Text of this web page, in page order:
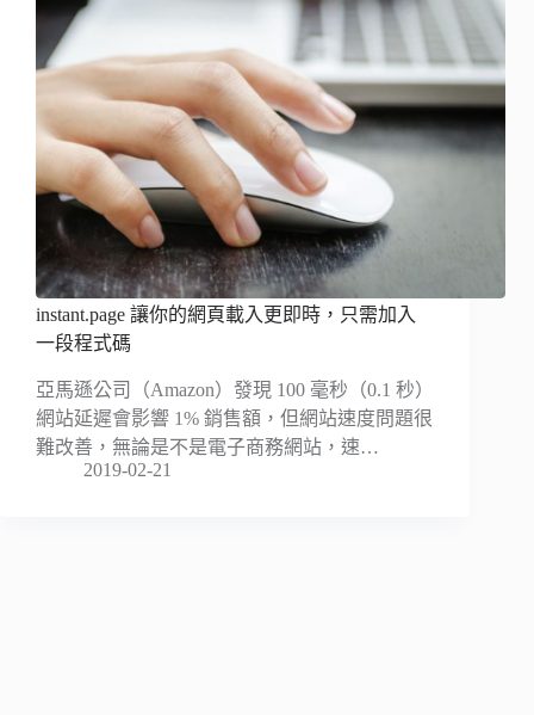
instant.page 讓你的網頁載入更即時，只需加入
一段程式碼
亞馬遜公司（Amazon）發現 100 毫秒（0.1 秒）
網站延遲會影響 1% 銷售額，但網站速度問題很
難改善，無論是不是電子商務網站，速…
2019-02-21